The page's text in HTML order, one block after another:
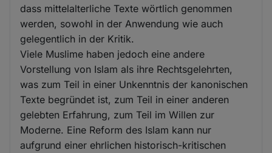
dass mittelalterliche Texte wörtlich genommen
werden, sowohl in der Anwendung wie auch
gelegentlich in der Kritik.
Viele Muslime haben jedoch eine andere
Vorstellung von Islam als ihre Rechtsgelehrten,
was zum Teil in einer Unkenntnis der kanonischen
Texte begründet ist, zum Teil in einer anderen
gelebten Erfahrung, zum Teil im Willen zur
Moderne. Eine Reform des Islam kann nur
aufgrund einer ehrlichen historisch-kritischen